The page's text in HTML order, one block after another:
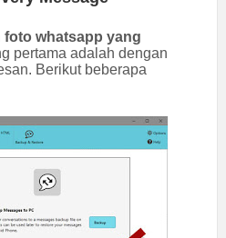
foto whatsapp yang
pertama adalah dengan
Berikut beberapa